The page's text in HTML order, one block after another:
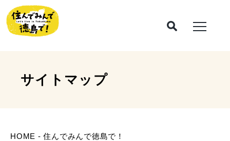
サイトマップ
HOME - 住んでみんで徳島で！